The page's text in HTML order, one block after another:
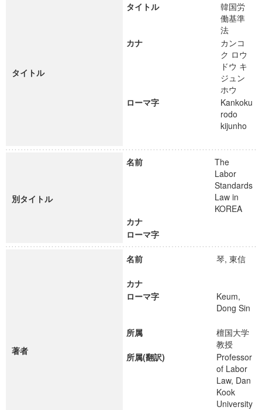
タイトル
タイトル
韓国労
働基準
法
カナ
カンコ
ク ロウ
ドウ キ
ジュン
ホウ
ローマ字
Kankoku
rodo
kijunho
別タイトル
名前
The
Labor
Standards
Law in
KOREA
カナ
ローマ字
著者
名前 琴, 東信
カナ
ローマ字
Keum,
Dong Sin
所属
檀国大学
教授
所属(翻訳)
Professor
of Labor
Law, Dan
Kook
University